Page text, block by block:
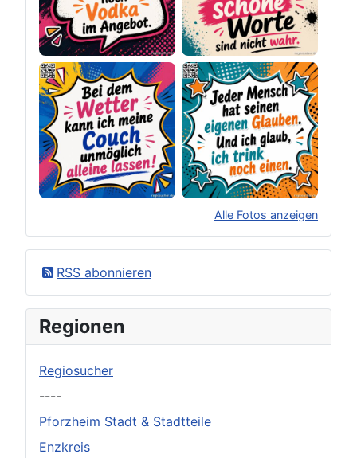
Alle Fotos anzeigen
RSS abonnieren
Regionen
Regiosucher
----
Pforzheim Stadt & Stadtteile
Enzkreis